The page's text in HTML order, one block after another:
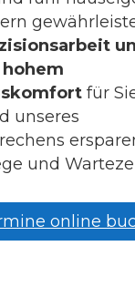
hohem
für
unseres
und
online